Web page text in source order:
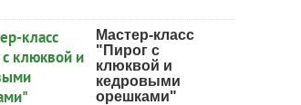
Мастер-класс
"Пирог с
клюквой и
кедровыми
орешками"